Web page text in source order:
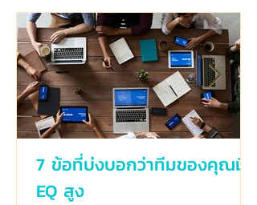
7 ข้อที่บ่งบอกว่าทีมของคุณมี
EQ สูง